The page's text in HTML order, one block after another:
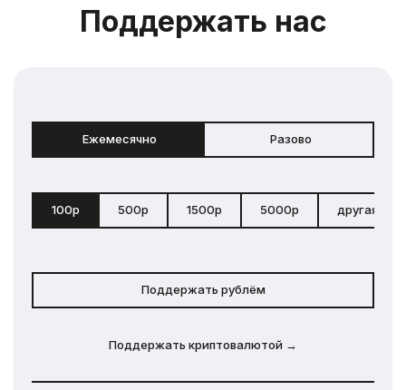
Поддержать нас
Ежемесячно Разово
100р 500р 1500р 5000р другая
Поддержать рублём
Поддержать криптовалютой →